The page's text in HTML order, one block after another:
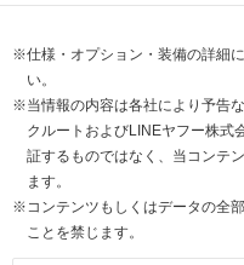
※仕様・オプション・装備の詳細
い。
※当情報の内容は各社により予告
クルートおよびLINEヤフー株式
証するものではなく、当コンテ
ます。
※コンテンツもしくはデータの全
ことを禁じます。